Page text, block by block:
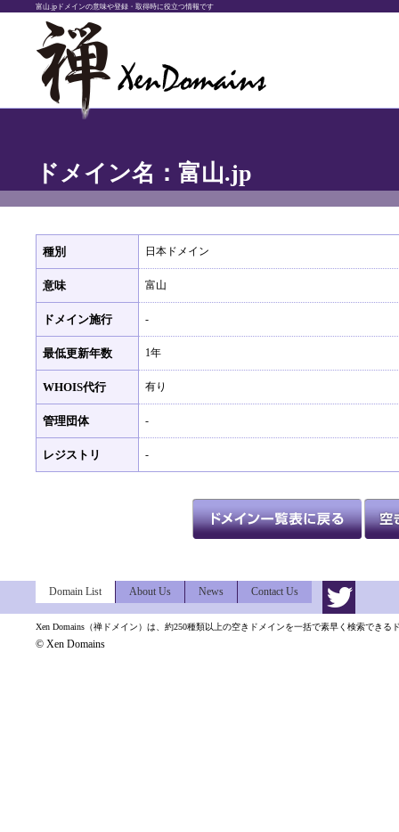
富山.jpドメインの意味や登録・取得時に役立つ情報です
ドメイン名：富山.jp
種別 日本ドメイン
意味 富山
ドメイン施行 -
最低更新年数 1年
WHOIS代行 有り
管理団体 -
レジストリ -
Domain List About Us News Contact Us
Xen Domains（禅ドメイン）は、約250種類以上の空きドメインを一括で素早く検索できる
© Xen Domains